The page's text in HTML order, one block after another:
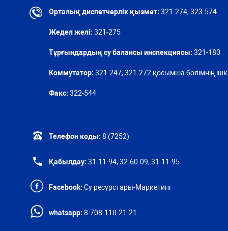
Орталық диспетчерлік қызмет: 321-274, 323-574
Жедел желі: 321-275
Тұрғындардың су балансы инспекциясы: 321-180
Коммутатор: 321-247; 321-272 қосымша бөлімнің ішкі
Факс: 322-544
Телефон коды: 8 (7252)
Қабылдау: 31-11-94, 32-60-09, 31-11-95
Facebook: Су ресурстары-Маркетинг
whatsapp: 8-708-110-21-21